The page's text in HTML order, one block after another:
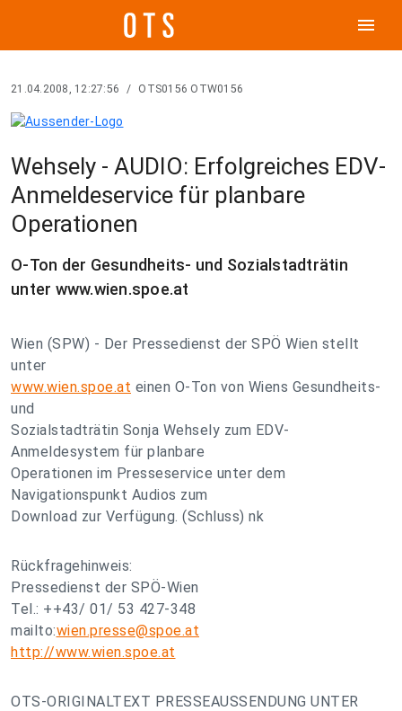
menu
21.04.2008, 12:27:56 / OTS0156 OTW0156
Wehsely - AUDIO: Erfolgreiches EDV-
Anmeldeservice für planbare
Operationen
O-Ton der Gesundheits- und Sozialstadträtin
unter www.wien.spoe.at
Wien (SPW) - Der Pressedienst der SPÖ Wien stellt
unter
www.wien.spoe.at einen O-Ton von Wiens Gesundheits-
und
Sozialstadträtin Sonja Wehsely zum EDV-
Anmeldesystem für planbare
Operationen im Presseservice unter dem
Navigationspunkt Audios zum
Download zur Verfügung. (Schluss) nk
Rückfragehinweis:
Pressedienst der SPÖ-Wien
Tel.: ++43/ 01/ 53 427-348
mailto:wien.presse@spoe.at
http://www.wien.spoe.at
OTS-ORIGINALTEXT PRESSEAUSSENDUNG UNTER